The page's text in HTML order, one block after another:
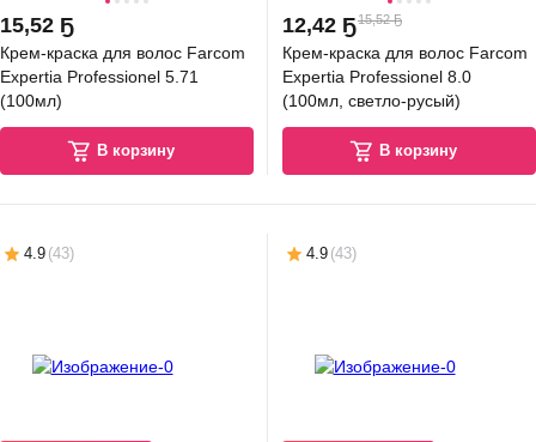
15,52 Ҕ
Крем-краска для волос Farcom
Expertia Professionel 5.71
(100мл)
В корзину
12,42 Ҕ15,52 Ҕ
Крем-краска для волос Farcom
Expertia Professionel 8.0
(100мл, светло-русый)
В корзину
4.9 (43) 4.9 (43)